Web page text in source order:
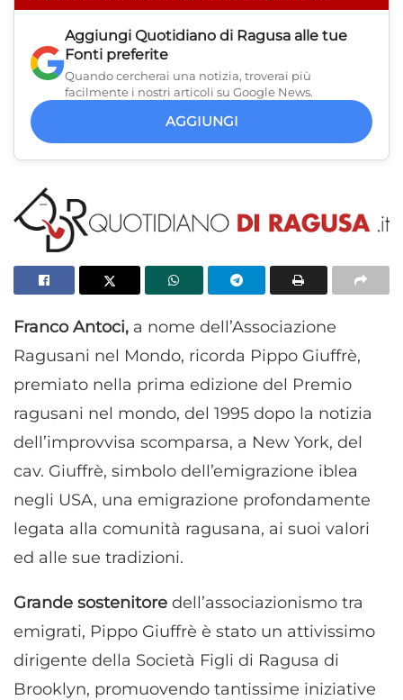
Aggiungi Quotidiano di Ragusa alle tue
Fonti preferite
Quando cercherai una notizia, troverai più
facilmente i nostri articoli su Google News.
AGGIUNGI
Franco Antoci, a nome dell’Associazione
Ragusani nel Mondo, ricorda Pippo Giuffrè,
premiato nella prima edizione del Premio
ragusani nel mondo, del 1995 dopo la notizia
dell’improvvisa scomparsa, a New York, del
cav. Giuffrè, simbolo dell’emigrazione iblea
negli USA, una emigrazione profondamente
legata alla comunità ragusana, ai suoi valori
ed alle sue tradizioni.
Grande sostenitore dell’associazionismo tra
emigrati, Pippo Giuffrè è stato un attivissimo
dirigente della Società Figli di Ragusa di
Brooklyn, promuovendo tantissime iniziative